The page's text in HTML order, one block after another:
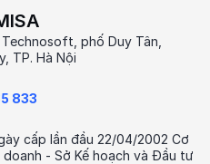
phố Duy Tân,
TP. Hà Nội
833
cấp lần đầu 22/04/2002 Cơ
- Sở Kế hoạch và Đầu tư